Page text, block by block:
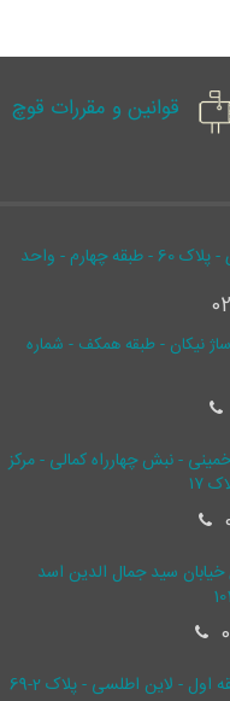
قوانین و مقررات قوچ
میدان هروی - خیابان آزادی - پلاک 60 - طبقه چهارم - واحد
نیکان - طبقه همکف - شماره
- نبش چهارراه کمالی - مرکز
۱۷
خیابان سید جمال ‌الدین اسد
- لاین اطلسی - پلاک 2-69